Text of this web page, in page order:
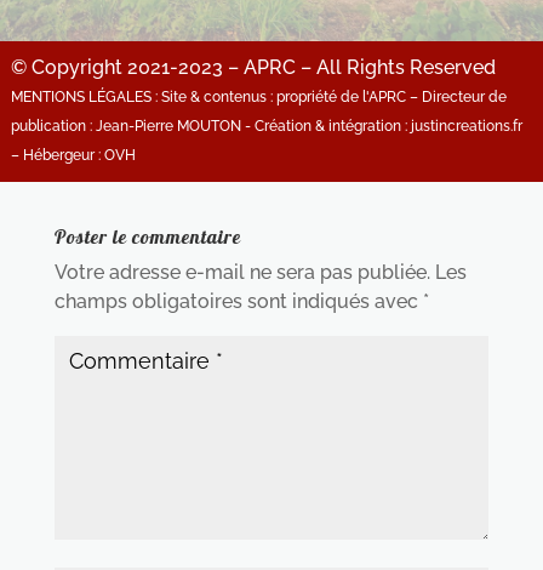
© Copyright 2021-2023 – APRC – All Rights Reserved
MENTIONS LÉGALES : Site & contenus : propriété de l'APRC – Directeur de
publication : Jean-Pierre MOUTON - Création & intégration : justincreations.fr
– Hébergeur : OVH
Poster le commentaire
Votre adresse e-mail ne sera pas publiée. Les
champs obligatoires sont indiqués avec *